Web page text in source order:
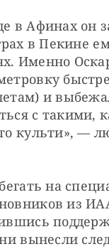
в Афинах он
в Пекине
Именно
и
с такими,
культи», —
на
из
вынесли